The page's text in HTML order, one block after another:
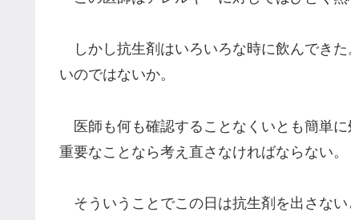
しかし抗生剤はいろいろな時に飲んでき
いのではないか。
医師も何も確認することなくいとも簡単
重要なことなら考え直さなければならない。
そういうことでこの日は抗生剤を出さな